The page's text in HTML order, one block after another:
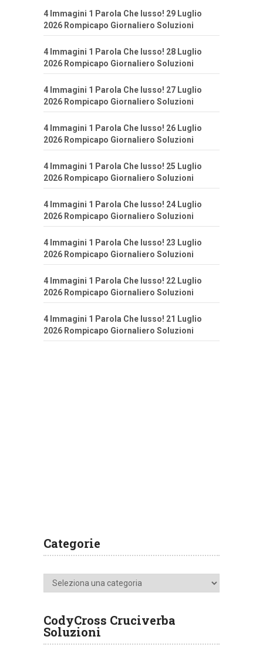
4 Immagini 1 Parola Che lusso! 29 Luglio
2026 Rompicapo Giornaliero Soluzioni
4 Immagini 1 Parola Che lusso! 28 Luglio
2026 Rompicapo Giornaliero Soluzioni
4 Immagini 1 Parola Che lusso! 27 Luglio
2026 Rompicapo Giornaliero Soluzioni
4 Immagini 1 Parola Che lusso! 26 Luglio
2026 Rompicapo Giornaliero Soluzioni
4 Immagini 1 Parola Che lusso! 25 Luglio
2026 Rompicapo Giornaliero Soluzioni
4 Immagini 1 Parola Che lusso! 24 Luglio
2026 Rompicapo Giornaliero Soluzioni
4 Immagini 1 Parola Che lusso! 23 Luglio
2026 Rompicapo Giornaliero Soluzioni
4 Immagini 1 Parola Che lusso! 22 Luglio
2026 Rompicapo Giornaliero Soluzioni
4 Immagini 1 Parola Che lusso! 21 Luglio
2026 Rompicapo Giornaliero Soluzioni
Categorie
Categorie
CodyCross Cruciverba
Soluzioni